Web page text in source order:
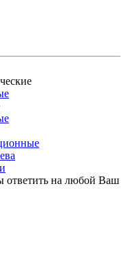
ответить на любой Ваш